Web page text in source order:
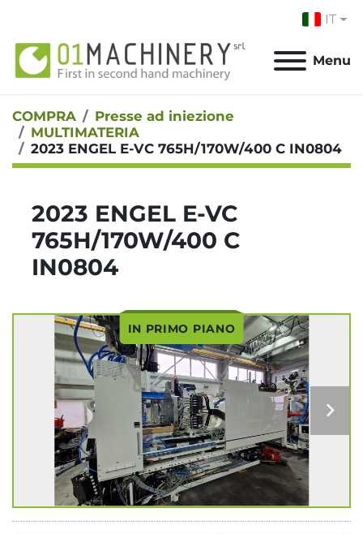
IT
Menu
COMPRA
Presse ad iniezione
MULTIMATERIA
2023 ENGEL E-VC 765H/170W/400 C IN0804
2023 ENGEL E-VC
765H/170W/400 C
IN0804
IN PRIMO PIANO